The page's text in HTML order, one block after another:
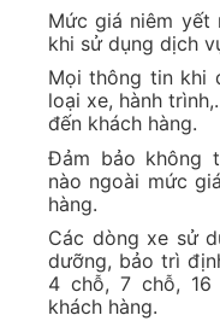
Mức giá niêm yết
khi sử dụng dịch
Mọi thông tin khi
loại xe, hành
đến khách hàng.
Đảm bảo không
nào ngoài mức
hàng.
Các dòng xe sử
dưỡng, bảo trì
4 chỗ, 7 chỗ, 16
khách hàng.